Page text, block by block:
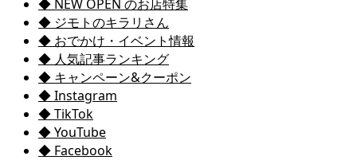
◆ NEW OPEN のお店特集
◆ ジモトのキラリさん
◆ おでかけ・イベント情報
◆ 人気記事ランキング
◆ キャンペーン&クーポン
◆ Instagram
◆ TikTok
◆ YouTube
◆ Facebook